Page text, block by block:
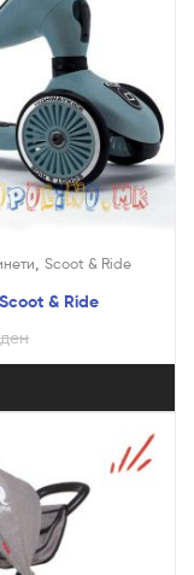
, Scoot & Ride
& Ride
ден